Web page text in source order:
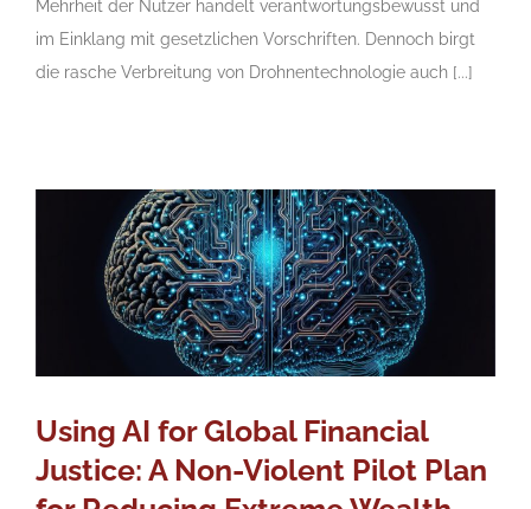
Mehrheit der Nutzer handelt verantwortungsbewusst und
im Einklang mit gesetzlichen Vorschriften. Dennoch birgt
die rasche Verbreitung von Drohnentechnologie auch [...]
Using AI for Global Financial
Justice: A Non-Violent Pilot Plan